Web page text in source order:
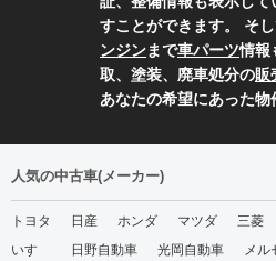
すことができます。 そし
ンジンまで車パーツ情報
取、塗装、廃車処分の販
あなたの希望にあった物
人気の中古車(メーカー)
トヨタ 日産 ホンダ マツダ 三菱
いすゞ
日野自動車 光岡自動車 メル